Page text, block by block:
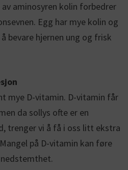
aminosyren kolin forbedrer
Egg har mye kolin og
bevare hjernen ung og frisk
mye D-vitamin. D-vitamin får
da sollys ofte er en
trenger vi å få i oss litt ekstra
på D-vitamin kan føre